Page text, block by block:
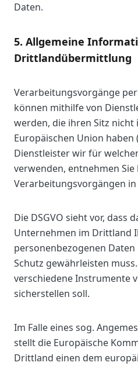
Daten.
5. Allgemeine
Drittlandübermittlung
Verarbeitungsvorgänge
können mithilfe von
werden, die ihren Sitz
Europäischen Union
Dienstleister wir für
verwenden, entnehmen
Verarbeitungsvorgängen in
Die DSGVO sieht vor, dass
Unternehmen im Drittland
personenbezogenen
Schutz gewährleisten
verschiedene Instrumente
sicherstellen soll.
Im Falle eines sog.
stellt die Europäische
Drittland einen dem